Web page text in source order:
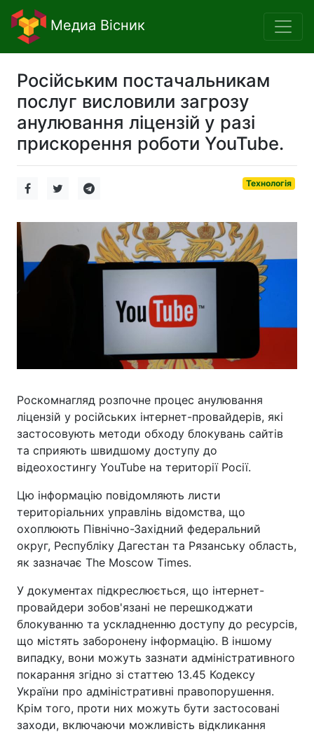
Медиа Вісник
Російським постачальникам
послуг висловили загрозу
анулювання ліцензій у разі
прискорення роботи YouTube.
Технологія
Роскомнагляд розпочне процес анулювання
ліцензій у російських інтернет-провайдерів, які
застосовують методи обходу блокувань сайтів
та сприяють швидшому доступу до
відеохостингу YouTube на території Росії.
Цю інформацію повідомляють листи
територіальних управлінь відомства, що
охоплюють Північно-Західний федеральний
округ, Республіку Дагестан та Рязанську область,
як зазначає The Moscow Times.
У документах підкреслюється, що інтернет-
провайдери зобов'язані не перешкоджати
блокуванню та ускладненню доступу до ресурсів,
що містять заборонену інформацію. В іншому
випадку, вони можуть зазнати адміністративного
покарання згідно зі статтею 13.45 Кодексу
України про адміністративні правопорушення.
Крім того, проти них можуть бути застосовані
заходи, включаючи можливість відкликання